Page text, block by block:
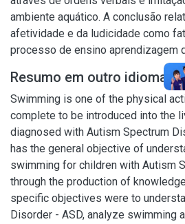
ambiente aquático. A conclusão
afetividade e da ludicidade como
processo de ensino aprendizagem
Resumo em outro idioma
Swimming is one of the physical
complete to be introduced into the
diagnosed with Autism Spectrum
has the general objective of
swimming for children with Autism
through the production of
specific objectives were to
Disorder - ASD, analyze swimming